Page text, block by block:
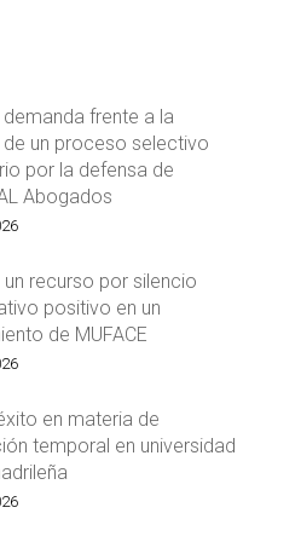
frente a la
de un proceso selectivo
por la defensa de
Abogados
recurso por silencio
positivo en un
de MUFACE
en materia de
temporal en universidad